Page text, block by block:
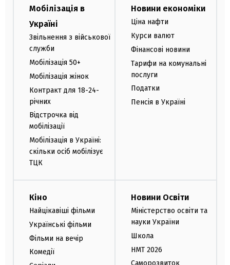
Мобілізація в
Україні
Звільнення з військової
служби
Мобілізація 50+
Мобілізація жінок
Контракт для 18-24-
річних
Відстрочка від
мобілізації
Мобілізація в Україні:
скільки осіб мобілізує
ТЦК
Новини економіки
Ціна нафти
Курси валют
Фінансові новини
Тарифи на комунальні
послуги
Податки
Пенсія в Україні
Кіно
Найцікавіші фільми
Українські фільми
Фільми на вечір
Комедії
Новини Освіти
Міністерство освіти та
науки України
Школа
НМТ 2026